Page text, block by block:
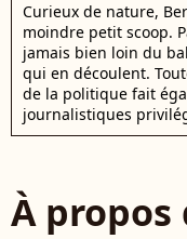
Curieux de nature,
moindre petit scoop.
jamais bien loin du
qui en découlent.
de la politique fait
journalistiques
À propos